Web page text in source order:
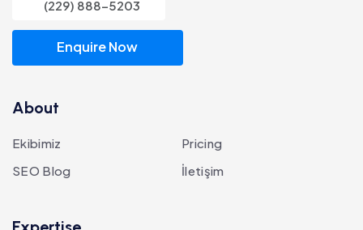
(229) 888-5203
Enquire Now
About
Ekibimiz
Pricing
SEO Blog
İletişim